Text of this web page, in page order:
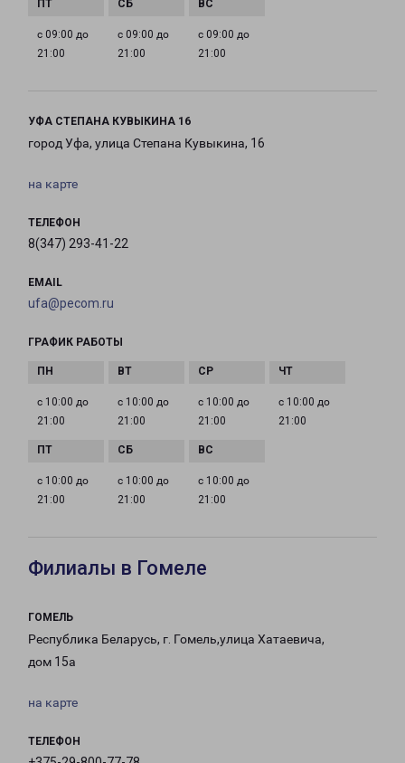
с 09:00 до
21:00
с 09:00 до
21:00
с 09:00 до
21:00
УФА СТЕПАНА КУВЫКИНА 16
город Уфа, улица Степана Кувыкина, 16
на карте
ТЕЛЕФОН
8(347) 293-41-22
EMAIL
ufa@pecom.ru
ГРАФИК РАБОТЫ
с 10:00 до
21:00
с 10:00 до
21:00
с 10:00 до
21:00
с 10:00 до
21:00
с 10:00 до
21:00
с 10:00 до
21:00
с 10:00 до
21:00
Филиалы в Гомеле
ГОМЕЛЬ
Республика Беларусь, г. Гомель,улица Хатаевича,
дом 15а
на карте
ТЕЛЕФОН